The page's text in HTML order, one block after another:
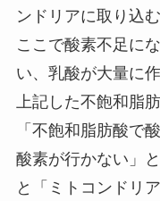
ンドリアに取り込
ここで酸素不足に
い、乳酸が大量に
上記した不飽和脂
「不飽和脂肪酸で
酸素が行かない」
と「ミトコンドリ